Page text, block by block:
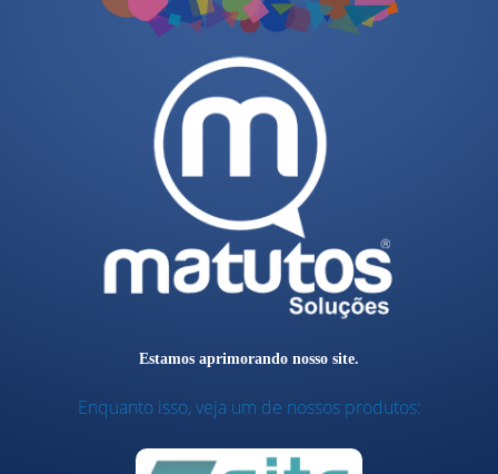
Estamos aprimorando nosso site.
Enquanto isso, veja um de nossos produtos: